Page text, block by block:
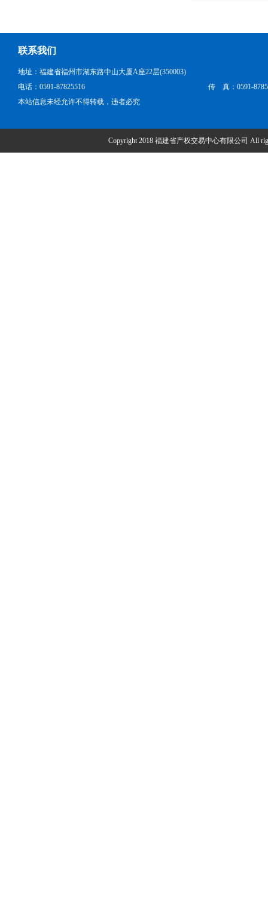
联系我们
地址：福建省福州市湖东路中山大厦A座22层(350003)
电话：0591-87825516
传 真：0591-
本站信息未经允许不得转载，违者必究
Copyright 2018 福建省产权交易中心有限公司 All